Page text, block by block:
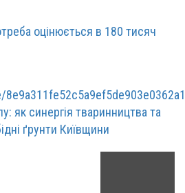
оцінюється в 180 тисяч
як синергія тваринництва та
ґрунти Київщини